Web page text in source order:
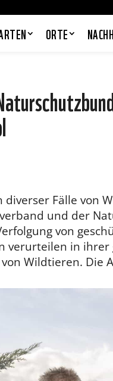
ORTE
diverser Fälle
und der
von
verurteilen in ihrer
Wildtieren. Die